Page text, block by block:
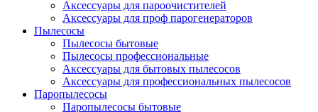
Аксессуары для пароочистителей
Аксессуары для проф парогенераторов
Пылесосы
Пылесосы бытовые
Пылесосы профессиональные
Аксессуары для бытовых пылесосов
Аксессуары для профессиональных пылесосов
Паропылесосы
Паропылесосы бытовые